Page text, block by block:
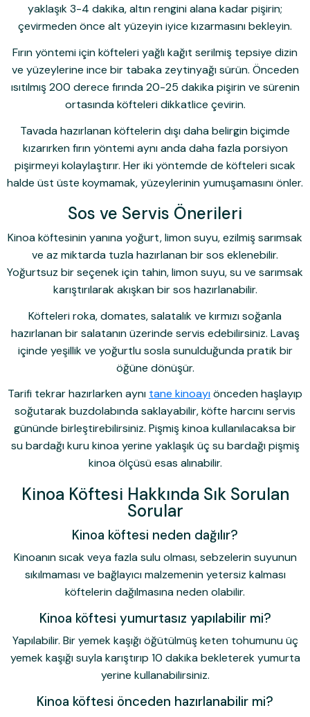
yaklaşık 3-4 dakika, altın rengini alana kadar pişirin;
çevirmeden önce alt yüzeyin iyice kızarmasını bekleyin.
Fırın yöntemi için köfteleri yağlı kağıt serilmiş tepsiye dizin
ve yüzeylerine ince bir tabaka zeytinyağı sürün. Önceden
ısıtılmış 200 derece fırında 20-25 dakika pişirin ve sürenin
ortasında köfteleri dikkatlice çevirin.
Tavada hazırlanan köftelerin dışı daha belirgin biçimde
kızarırken fırın yöntemi aynı anda daha fazla porsiyon
pişirmeyi kolaylaştırır. Her iki yöntemde de köfteleri sıcak
halde üst üste koymamak, yüzeylerinin yumuşamasını önler.
Sos ve Servis Önerileri
Kinoa köftesinin yanına yoğurt, limon suyu, ezilmiş sarımsak
ve az miktarda tuzla hazırlanan bir sos eklenebilir.
Yoğurtsuz bir seçenek için tahin, limon suyu, su ve sarımsak
karıştırılarak akışkan bir sos hazırlanabilir.
Köfteleri roka, domates, salatalık ve kırmızı soğanla
hazırlanan bir salatanın üzerinde servis edebilirsiniz. Lavaş
içinde yeşillik ve yoğurtlu sosla sunulduğunda pratik bir
öğüne dönüşür.
Tarifi tekrar hazırlarken aynı tane kinoayıönceden haşlayıp
soğutarak buzdolabında saklayabilir, köfte harcını servis
gününde birleştirebilirsiniz. Pişmiş kinoa kullanılacaksa bir
su bardağı kuru kinoa yerine yaklaşık üç su bardağı pişmiş
kinoa ölçüsü esas alınabilir.
Kinoa Köftesi Hakkında Sık Sorulan
Sorular
Kinoa köftesi neden dağılır?
Kinoanın sıcak veya fazla sulu olması, sebzelerin suyunun
sıkılmaması ve bağlayıcı malzemenin yetersiz kalması
köftelerin dağılmasına neden olabilir.
Kinoa köftesi yumurtasız yapılabilir mi?
Yapılabilir. Bir yemek kaşığı öğütülmüş keten tohumunu üç
yemek kaşığı suyla karıştırıp 10 dakika bekleterek yumurta
yerine kullanabilirsiniz.
Kinoa köftesi önceden hazırlanabilir mi?